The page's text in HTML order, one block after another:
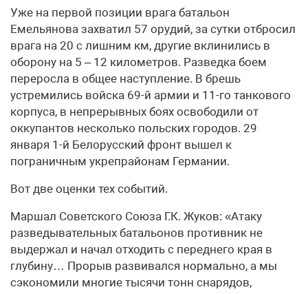
Уже на первой позиции врага батальон
Емельянова захватил 57 орудий, за сутки отбросил
врага на 20 с лишним км, другие вклинились в
оборону на 5 – 12 километров. Разведка боем
переросла в общее наступление. В брешь
устремились войска 69-й армии и 11-го танкового
корпуса, в непрерывных боях освободили от
оккупантов несколько польских городов. 29
января 1-й Белорусский фронт вышел к
пограничным укрепрайонам Германии.
Вот две оценки тех событий.
Маршал Советского Союза Г.К. Жуков: «Атаку
разведывательных батальонов противник не
выдержал и начал отходить с переднего края в
глубину… Прорыв развивался нормально, а мы
сэкономили многие тысячи тонн снарядов,